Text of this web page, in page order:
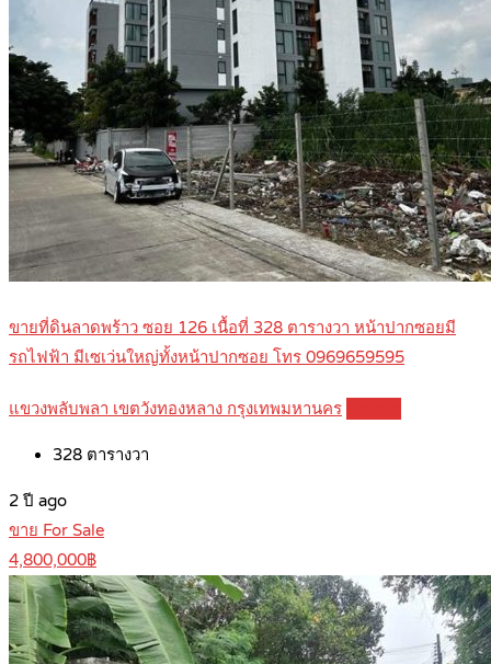
ขายที่ดินลาดพร้าว ซอย 126 เนื้อที่ 328 ตารางวา หน้าปากซอยมี
รถไฟฟ้า มีเซเว่นใหญ่ทั้งหน้าปากซอย โทร 0969659595
แขวงพลับพลา เขตวังทองหลาง กรุงเทพมหานคร
328 ตารางวา
2 ปี ago
ขาย For Sale
4,800,000฿